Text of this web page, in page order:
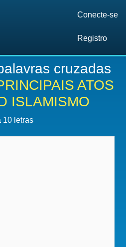
Conecte-se
Registro
cruzadas
ATOS
ISLAMISMO
10 letras